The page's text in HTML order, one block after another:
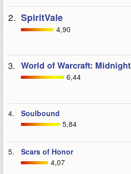
2. SpiritVale
4,90
3. World of Warcraft: Midnight
6,44
4.
Soulbound
5,84
5.
Scars of Honor
4,07